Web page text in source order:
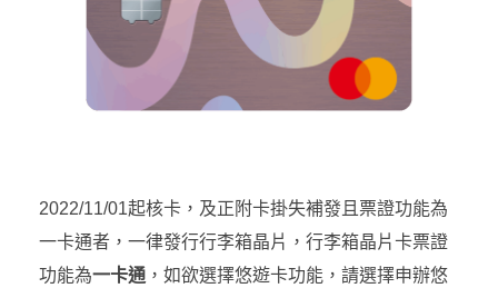
2022/11/01起核卡，及正附卡掛失補發且票證功能為
一卡通者，一律發行行李箱晶片，行李箱晶片卡票證
功能為一卡通 ，如欲選擇悠遊卡功能，請選擇申辦悠